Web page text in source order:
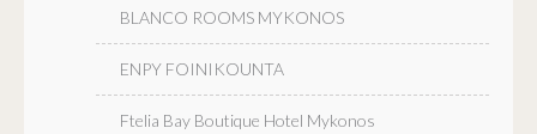
BLANCO ROOMS MYKONOS
ENPY FOINIKOUNTA
Ftelia Bay Boutique Hotel Mykonos